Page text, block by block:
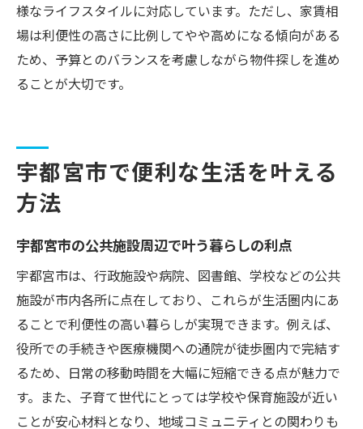
様なライフスタイルに対応しています。ただし、家賃相
場は利便性の高さに比例してやや高めになる傾向がある
ため、予算とのバランスを考慮しながら物件探しを進め
ることが大切です。
宇都宮市で便利な生活を叶える
方法
宇都宮市の公共施設周辺で叶う暮らしの利点
宇都宮市は、行政施設や病院、図書館、学校などの公共
施設が市内各所に点在しており、これらが生活圏内にあ
ることで利便性の高い暮らしが実現できます。例えば、
役所での手続きや医療機関への通院が徒歩圏内で完結す
るため、日常の移動時間を大幅に短縮できる点が魅力で
す。また、子育て世代にとっては学校や保育施設が近い
ことが安心材料となり、地域コミュニティとの関わりも